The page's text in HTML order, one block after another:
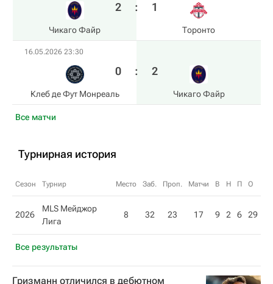
Все матчи
Чикаго Файр
2 : 1
Торонто
16.05.2026 23:30
Клеб де Фут Монреаль
0 : 2
Чикаго Файр
Турнирная история
Сезон Турнир Место Заб. Проп. Матчи В Н П О
2026
MLS Мейджор
Лига
8 32 23 17 9 2 6 29
Все результаты
Гризманн отличился в дебютном